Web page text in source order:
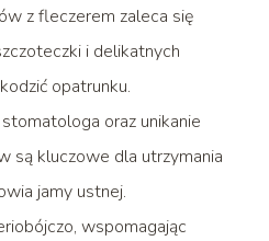
z fleczerem zaleca się
i delikatnych
opatrunku.
oraz unikanie
są kluczowe dla utrzymania
jamy ustnej.
wspomagając